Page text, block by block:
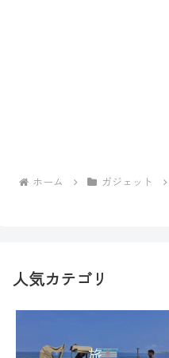
ホーム ガジェット
人気カテゴリ